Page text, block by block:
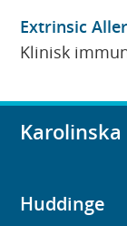
Extrinsic
Klinisk
Huddinge